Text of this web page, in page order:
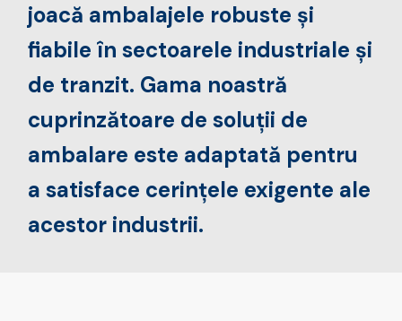
joacă ambalajele robuste și
fiabile în sectoarele industriale și
de tranzit. Gama noastră
cuprinzătoare de soluții de
ambalare este adaptată pentru
a satisface cerințele exigente ale
acestor industrii.